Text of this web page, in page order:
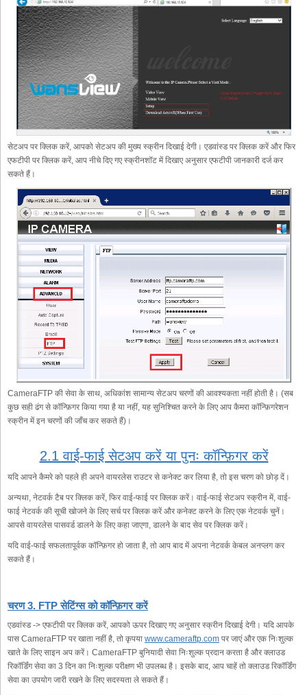
सेटअप पर क्लिक करें, आपको सेटअप की मुख्य स्क्रीन दिखाई देगी। एडवांस्ड पर क्लिक करें और फिर
एफटीपी पर क्लिक करें, आप नीचे दिए गए स्क्रीनशॉट में दिखाए अनुसार एफटीपी जानकारी दर्ज कर
सकते हैं।
CameraFTP की सेवा के साथ, अधिकांश सामान्य सेटअप चरणों की आवश्यकता नहीं होती है। (सब
कुछ सही ढंग से कॉन्फ़िगर किया गया है या नहीं, यह सुनिश्चित करने के लिए आप कैमरा कॉन्फ़िगरेशन
स्क्रीन में इन चरणों की जाँच कर सकते हैं)।
2.1 वाई-फाई सेटअप करें या पुनः कॉन्फ़िगर करें
यदि आपने कैमरे को पहले ही अपने वायरलेस राउटर से कनेक्ट कर लिया है, तो इस चरण को छोड़ दें।
अन्यथा, नेटवर्क टैब पर क्लिक करें, फिर वाई-फाई पर क्लिक करें। वाई-फाई सेटअप स्क्रीन में, वाई-
फाई नेटवर्क की सूची खोजने के लिए सर्च पर क्लिक करें और कनेक्ट करने के लिए एक नेटवर्क चुनें।
आपसे वायरलेस पासवर्ड डालने के लिए कहा जाएगा, डालने के बाद सेव पर क्लिक करें।
यदि वाई-फाई सफलतापूर्वक कॉन्फ़िगर हो जाता है, तो आप बाद में अपना नेटवर्क केबल अनप्लग कर
सकते हैं।
चरण 3. FTP सेटिंग्स को कॉन्फ़िगर करें
एडवांस्ड -> एफटीपी पर क्लिक करें, आपको ऊपर दिखाए गए अनुसार स्क्रीन दिखाई देगी। यदि आपके
पास CameraFTP पर खाता नहीं है, तो कृपया www.cameraftp.com पर जाएं और एक निःशुल्क
खाते के लिए साइन अप करें। CameraFTP बुनियादी सेवा निःशुल्क प्रदान करता है और क्लाउड
रिकॉर्डिंग सेवा का 3 दिन का निःशुल्क परीक्षण भी उपलब्ध है। इसके बाद, आप चाहें तो क्लाउड रिकॉर्डिंग
सेवा का उपयोग जारी रखने के लिए सदस्यता ले सकते हैं।